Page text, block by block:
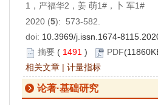
1，严福华2，姜 萌1#，卜 军1#
2020 (5): 573-582.
doi: 10.3969/j.issn.1674-
摘要 ( 1491 ) PDF
相关文章 | 计量指标
论著·基础研究